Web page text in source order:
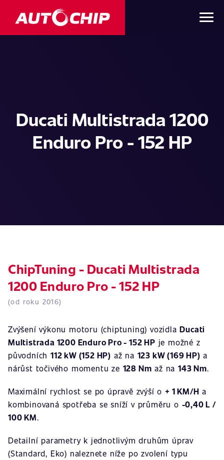
Ducati Multistrada 1200
Enduro Pro - 152 HP
ChipTuning - Ducati Multistrada
1200 Enduro Pro - 152 HP
(od roku 2016)
Zvýšení výkonu motoru (chiptuning) vozidlaDucati
Multistrada 1200 Enduro Pro - 152 HP je možné z
původních112 kW (152 HP) až na 123 kW (169 HP) a
nárůst točivého momentu ze 128 Nm až na143 Nm.
Maximální rychlost se po úpravě zvýší o + 1 KM/H a
kombinovaná spotřeba se sníží v průměru o -0,40 L /
100 KM.
Detailní parametry k jednotlivým druhům úprav
(Standard, Eko) naleznete níže po zvolení typu